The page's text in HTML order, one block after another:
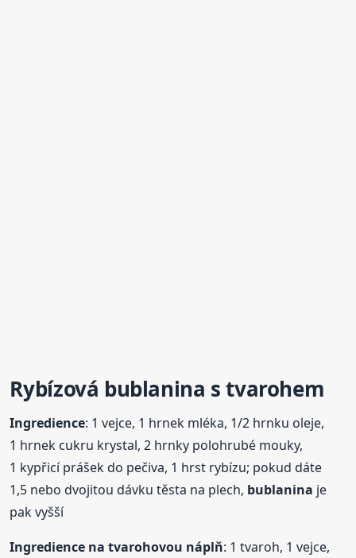
Rybízová bublanina s tvarohem
Ingredience: 1 vejce, 1 hrnek mléka, 1/2 hrnku oleje,
1 hrnek cukru krystal, 2 hrnky polohrubé mouky,
1 kypřicí prášek do pečiva, 1 hrst rybízu; pokud dáte
1,5 nebo dvojitou dávku těsta na plech, bublanina je
pak vyšší
Ingredience na tvarohovou náplň: 1 tvaroh, 1 vejce,